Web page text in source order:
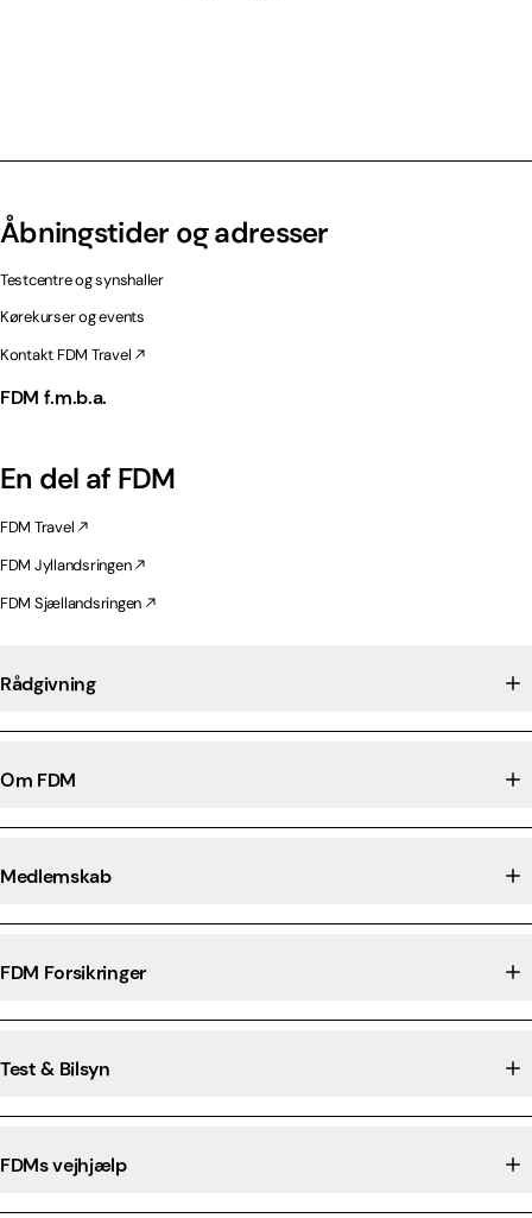
Åbningstider og adresser
Testcentre og synshaller
Kørekurser og events
Kontakt FDM Travel
FDM f.m.b.a.
En del af FDM
FDM Travel
FDM Jyllandsringen
FDM Sjællandsringen
Rådgivning
Om FDM
Medlemskab
FDM Forsikringer
Test & Bilsyn
FDMs vejhjælp